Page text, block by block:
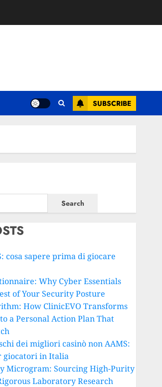
SUBSCRIBE
Search
cosa sapere prima di giocare
Why Cyber Essentials
of Your Security Posture
How ClinicEVO Transforms
a Personal Action Plan That
dei migliori casinò non AAMS:
giocatori in Italia
Microgram: Sourcing High-Purity
Laboratory Research